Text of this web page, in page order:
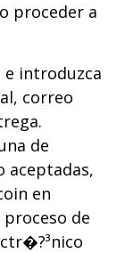
proceder a
e introduzca
correo
de
aceptadas,
en
de